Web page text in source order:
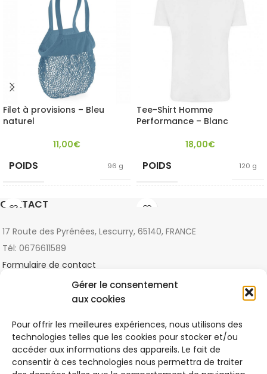
Gérer le consentement
aux cookies
Pour offrir les meilleures expériences, nous utilisons des
technologies telles que les cookies pour stocker et/ou
accéder aux informations des appareils. Le fait de
consentir à ces technologies nous permettra de traiter
Filet à provisions – Bleu
naturel
11,00€
POIDS 96 g
COULEUR
CRITÈRES
Naturelles
Tee-Shirt Homme
Performance – Blanc
18,00€
POIDS 120 g
TAILLE
CRITÈRES
Matières
Recyclées
Vegan
CONTACT
17 Route des Pyrénées, Lescurry, 65140, FRANCE
Tél: 0676611589
Formulaire de contact
DERNIERS ARTICLES
2021-11-13
1 Comment
Qu’est-ce que le commerce équitable ?